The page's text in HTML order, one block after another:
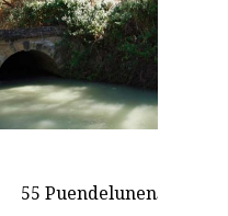
55 Puendelunenses